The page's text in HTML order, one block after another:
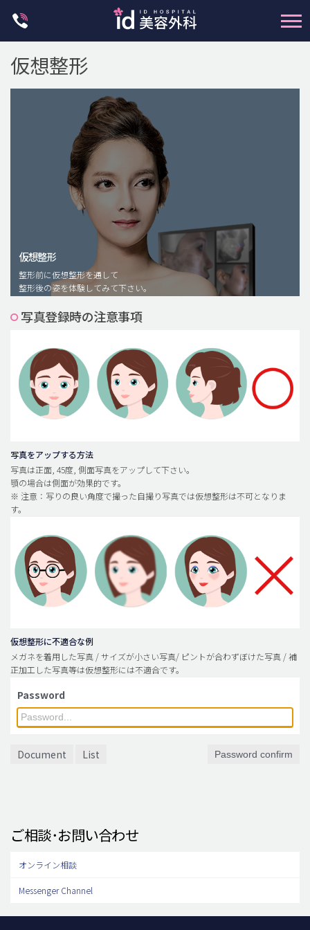
脂肪注入(アンチエイジング)
豊胸手術・バストアップ
プチ整形
メンズ整形
idリアルストーリー
idニュース
安全整形
料金一覧
ご相談のお問い合わせ
仮想整形
仮想整形
整形前に仮想整形を通して
整形後の姿を体験してみて下さい。
写真登録時の注意事項
写真をアップする方法
写真は正面, 45度, 側面写真をアップして下さい。
顎の場合は側面が効果的です。
※ 注意：写りの良い角度で撮った自撮り写真では仮想整形は不可となりま
す。
仮想整形に不適合な例
メガネを着用した写真 / サイズが小さい写真/ ピントが合わずぼけた写真 / 補
正加工した写真等は仮想整形には不適合です。
Password
Document List Password confirm
ご相談･お問い合わせ
オンライン相談
Messenger Channel